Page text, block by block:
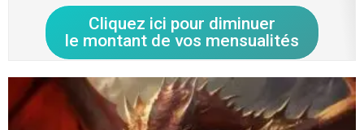
Cliquez ici pour diminuer
le montant de vos mensualités